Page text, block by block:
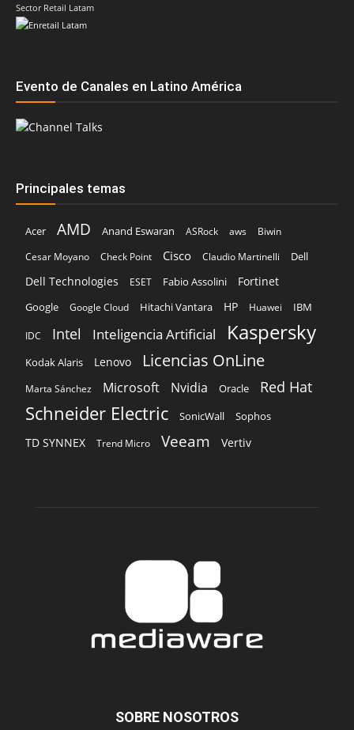
Sector Retail Latam
Evento de Canales en Latino América
Principales temas
Acer AMD Anand Eswaran ASRock aws
Biwin
Cesar Moyano
Check Point Cisco Claudio Martinelli Dell
Dell Technologies ESET Fabio Assolini Fortinet
Google Google Cloud Hitachi Vantara HP Huawei IBM
IDC Intel Inteligencia Artificial Kaspersky
Kodak Alaris Lenovo Licencias OnLine
Marta Sánchez Microsoft Nvidia Oracle Red Hat
Schneider Electric SonicWall Sophos
TD SYNNEX Trend Micro Veeam Vertiv
SOBRE NOSOTROS